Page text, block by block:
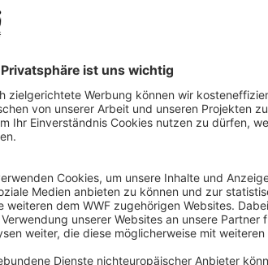
ca. 4 Kilometer
auf dem Gletscherlehrweg
Talschluss der Ostalpen“, stets
Gottes, sowie farbenprächtiges, vom
Begleitung durch einen